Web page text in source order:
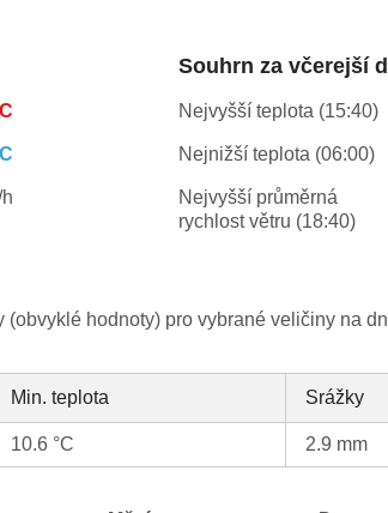
Souhrn za včerejší
Nejvyšší teplota (15:40)
Nejnižší teplota (06:00)
Nejvyšší průměrná
rychlost větru (18:40)
hodnoty) pro vybrané veličiny na
Min. teplota Srážky
10.6 °C 2.9 mm